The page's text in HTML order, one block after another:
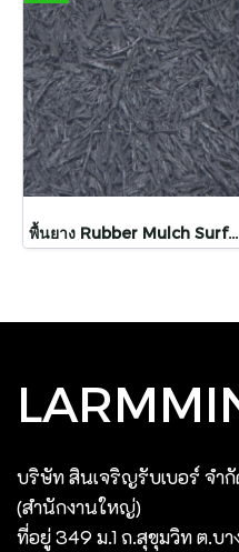
พื้นยาง Rubber Mulch Surfacing
บริษัท สินเจริญรับเบอร์ จํา
(สํานักงานใหญ่)
ที่อยู่ 349 ม.1 ถ.สุขุมวิท ต.บ